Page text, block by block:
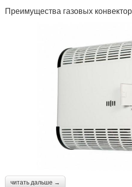
Преимущества газовых
читать дальше →